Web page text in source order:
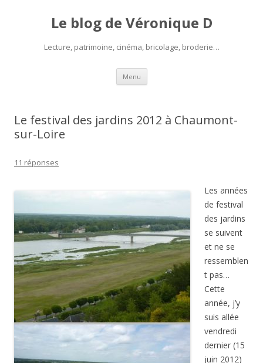
Le blog de Véronique D
Lecture, patrimoine, cinéma, bricolage, broderie…
Menu Aller
contenu
Le festival des jardins 2012 à Chaumont-
sur-Loire
11 réponses
Les années
de festival
des jardins
se suivent
et ne se
ressemblen
t pas…
Cette
année, j’y
suis allée
vendredi
dernier (15
juin 2012)